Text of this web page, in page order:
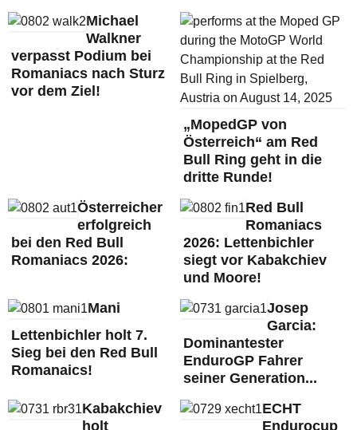
Michael
Walkner
verpasst Podium bei
Romaniacs nach Sturz
vor dem Ziel!
„MopedGP von
Österreich“ am Red
Bull Ring geht in die
dritte Runde!
Österreicher
erfolgreich
bei den Red Bull
Romaniacs 2026:
Red Bull
Romaniacs
2026: Lettenbichler
siegt vor Kabakchiev
und Moore!
Mani
Lettenbichler holt 7.
Sieg bei den Red Bull
Romanaics!
Josep
Garcia:
Dominantester
EnduroGP Fahrer
seiner Generation...
Kabakchiev
holt
ECHT
Endurocup